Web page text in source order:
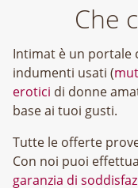
Che
Intimat è un portale
indumenti usati (
erotici di donne
base ai tuoi gusti.
Tutte le offerte
Con noi puoi
garanzia di